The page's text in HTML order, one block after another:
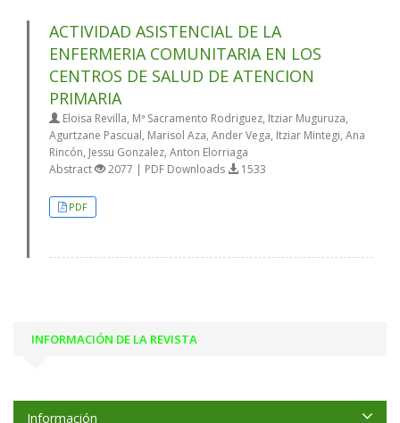
ACTIVIDAD ASISTENCIAL DE LA
ENFERMERIA COMUNITARIA EN LOS
CENTROS DE SALUD DE ATENCION
PRIMARIA
Eloisa Revilla, Mª Sacramento Rodriguez, Itziar Muguruza,
Agurtzane Pascual, Marisol Aza, Ander Vega, Itziar Mintegi, Ana
Rincón, Jessu Gonzalez, Anton Elorriaga
Abstract
2077 | PDF Downloads 1533
PDF
INFORMACIÓN DE LA REVISTA
Información